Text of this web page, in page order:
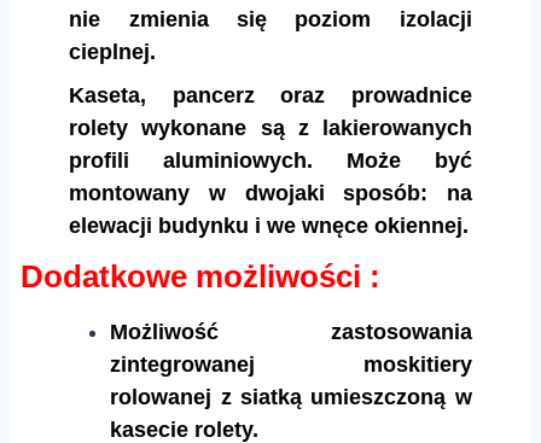
nie zmienia się poziom izolacji
cieplnej.
Kaseta, pancerz oraz prowadnice
rolety wykonane są z lakierowanych
profili aluminiowych. Może być
montowany w dwojaki sposób: na
elewacji budynku i we wnęce okiennej.
Dodatkowe możliwości :
Możliwość zastosowania
zintegrowanej moskitiery
rolowanej z siatką umieszczoną w
kasecie rolety.